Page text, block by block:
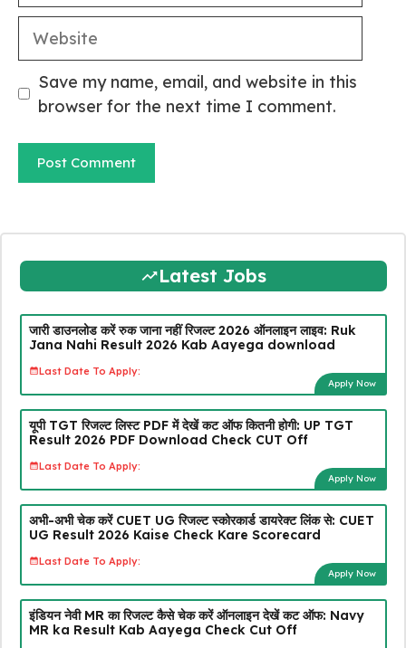
Website
Save my name, email, and website in this
browser for the next time I comment.
Latest Jobs
जारी डाउनलोड करें रुक जाना नहीं रिजल्ट 2026 ऑनलाइन लाइव: Ruk
Jana Nahi Result 2026 Kab Aayega download
Last Date To Apply:
Apply Now
यूपी TGT रिजल्ट लिस्ट PDF में देखें कट ऑफ कितनी होगी: UP TGT
Result 2026 PDF Download Check CUT Off
Last Date To Apply:
Apply Now
अभी-अभी चेक करें CUET UG रिजल्ट स्कोरकार्ड डायरेक्ट लिंक से: CUET
UG Result 2026 Kaise Check Kare Scorecard
Last Date To Apply:
Apply Now
इंडियन नेवी MR का रिजल्ट कैसे चेक करें ऑनलाइन देखें कट ऑफ: Navy
MR ka Result Kab Aayega Check Cut Off